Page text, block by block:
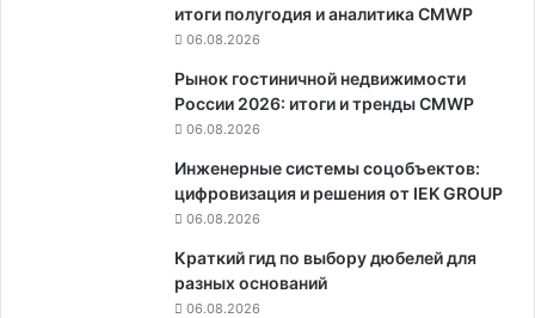
итоги полугодия и аналитика CMWP
06.08.2026
Рынок гостиничной недвижимости
России 2026: итоги и тренды CMWP
06.08.2026
Инженерные системы соцобъектов:
цифровизация и решения от IEK GROUP
06.08.2026
Краткий гид по выбору дюбелей для
разных оснований
06.08.2026